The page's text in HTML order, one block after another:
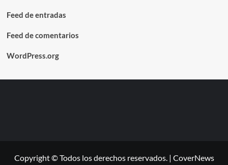
Feed de entradas
Feed de comentarios
WordPress.org
Copyright © Todos los derechos reservados. | CoverNews